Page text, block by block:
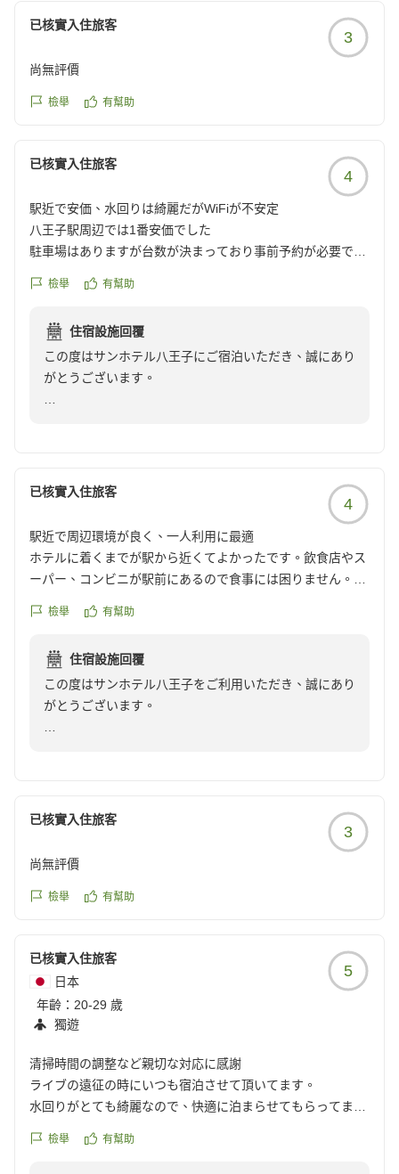
れば幸いでございます。
ご投稿いただきまして、誠にありがとうございました。
サンホテル八王子
已核實入住旅客
3
尚無評價
檢舉 有幫助
已核實入住旅客
4
駅近で安価、水回りは綺麗だがWiFiが不安定
八王子駅周辺では1番安価でした
駐車場はありますが台数が決まっており事前予約が必要です
ホテル自体は古いですが水回りはリニューアルされ綺麗で良
一方でWiFiが弱く接続が切れるのが頻繁にありました
特に最上階の8階だったからかもしれません
ビジネスで宿泊していたのでマイナスポイントです
クチコミの詳細はこちらから
檢舉 有幫助
住宿設施回覆
この度はサンホテル八王子にご宿泊いただき、誠にあり
がとうございます。
一方で、WiFiの接続状況に関しましてはご不便をおかけ
し、誠に申し訳ございませんでした。ビジネスでのご利
用とのこと、大切な作業の妨げとなってしまいましたこ
と深くお詫び申し上げます。
として真摯に受け止め、快適な通信環境の整備に向けた
また八王子にお越しの際は、ぜひ当ホテルをご利用いた
だけますと幸いです。
已核實入住旅客
4
駅近で周辺環境が良く、一人利用に最適
ホテルに着くまでが駅から近くてよかったです。飲食店やス
ーパー、コンビニが駅前にあるので食事には困りません。部
クアウトが10時でちょっと早めに感じましたが次の日も予定
クチコミの詳細はこちらから
https://review.travel.rakuten.co.jp/hotel/voice/15937?
reviewId=33123478403277
檢舉 有幫助
住宿設施回覆
この度はサンホテル八王子をご利用いただき、誠にあり
がとうございます。
スメです。
お部屋につきましては、コンパクトながらも快適にお過
チェックアウト時間につきましては、現在10:00とさせ
す。
また八王子へお越しの際は、ぜひ当ホテルをご利用くだ
さい。
サンホテル八王子 フロント福田
已核實入住旅客
3
尚無評價
檢舉 有幫助
已核實入住旅客
日本
年齡： 20-29 歲
獨遊
5
清掃時間の調整など親切な対応に感謝
ライブの遠征の時にいつも宿泊させて頂いてます。
水回りがとても綺麗なので、快適に泊まらせてもらってま
また、朝ホテルを出発したら、お昼過ぎや夕方に一度戻させ
檢舉 有幫助